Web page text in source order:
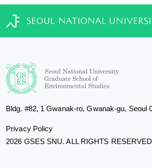
Bldg. #82, 1 Gwanak-ro, Gwanak-gu, Seoul
Privacy Policy
2026 GSES SNU. ALL RIGHTS RESERVED